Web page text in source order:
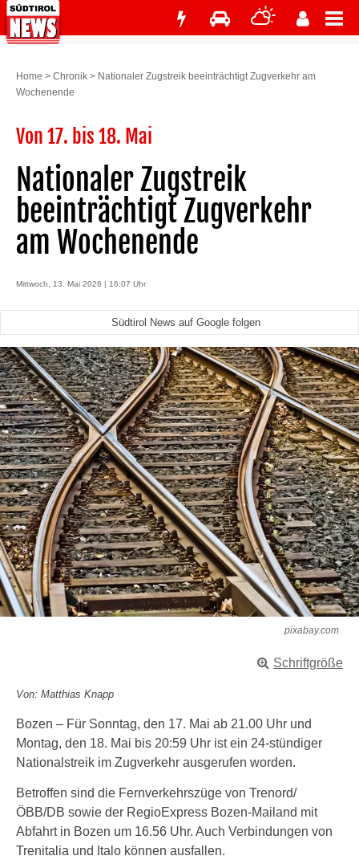
Home > Chronik > Nationaler Zugstreik beeinträchtigt Zugverkehr am
Wochenende
Von 17. bis 18. Mai
Nationaler Zugstreik
beeinträchtigt Zugverkehr
am Wochenende
Mittwoch, 13. Mai 2026 | 16:07 Uhr
Südtirol News auf Google folgen
pixabay.com
Schriftgröße
Von: Matthias Knapp
Bozen – Für Sonntag, den 17. Mai ab 21.00 Uhr und
Montag, den 18. Mai bis 20:59 Uhr ist ein 24-stündiger
Nationalstreik im Zugverkehr ausgerufen worden.
Betroffen sind die Fernverkehrszüge von Trenord/
ÖBB/DB sowie der RegioExpress Bozen-Mailand mit
Abfahrt in Bozen um 16.56 Uhr. Auch Verbindungen von
Trenitalia und Italo können ausfallen.